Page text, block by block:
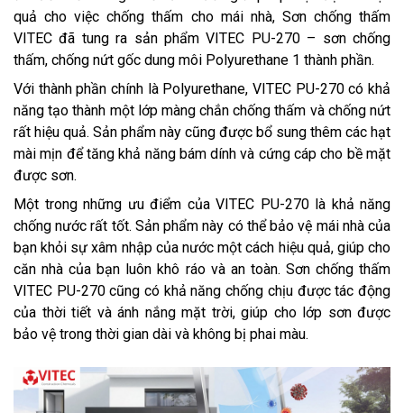
quả cho việc chống thấm cho mái nhà, Sơn chống thấm
VITEC đã tung ra sản phẩm VITEC PU-270 – sơn chống
thấm, chống nứt gốc dung môi Polyurethane 1 thành phần.
Với thành phần chính là Polyurethane, VITEC PU-270 có khả
năng tạo thành một lớp màng chắn chống thấm và chống nứt
rất hiệu quả. Sản phẩm này cũng được bổ sung thêm các hạt
mài mịn để tăng khả năng bám dính và cứng cáp cho bề mặt
được sơn.
Một trong những ưu điểm của VITEC PU-270 là khả năng
chống nước rất tốt. Sản phẩm này có thể bảo vệ mái nhà của
bạn khỏi sự xâm nhập của nước một cách hiệu quả, giúp cho
căn nhà của bạn luôn khô ráo và an toàn. Sơn chống thấm
VITEC PU-270 cũng có khả năng chống chịu được tác động
của thời tiết và ánh nắng mặt trời, giúp cho lớp sơn được
bảo vệ trong thời gian dài và không bị phai màu.